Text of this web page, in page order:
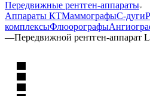
Передвижные рентген-аппараты
Аппараты КТМаммографыС-дуги
комплексыФлюорографы
—Передвижной рентген-аппарат